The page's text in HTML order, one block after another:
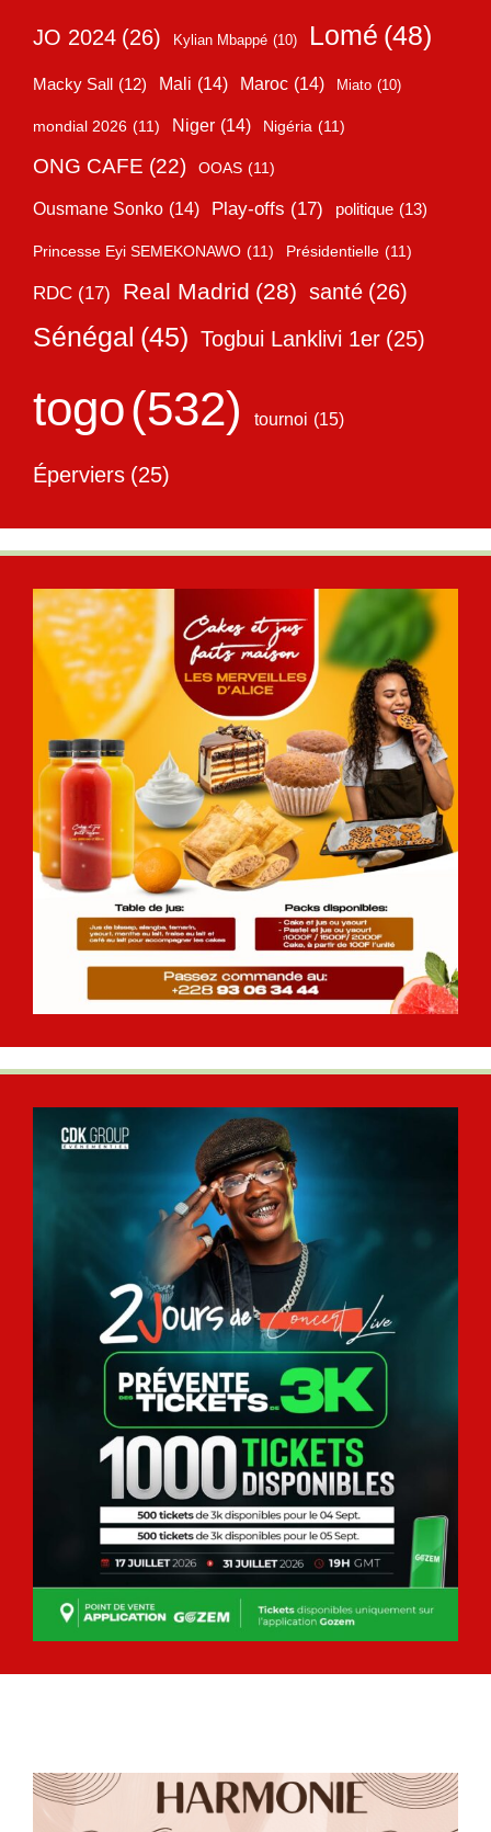
JO 2024 (26) Kylian Mbappé (10) Lomé (48)
Macky Sall (12) Mali (14) Maroc (14) Miato (10)
mondial 2026 (11) Niger (14) Nigéria (11)
ONG CAFE (22) OOAS (11)
Ousmane Sonko (14) Play-offs (17) politique (13)
Princesse Eyi SEMEKONAWO (11) Présidentielle (11)
RDC (17) Real Madrid (28) santé (26)
Sénégal (45) Togbui Lanklivi 1er (25)
togo(532) tournoi (15)
Éperviers (25)